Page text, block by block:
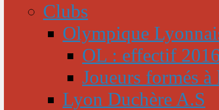
Clubs
Olympique
OL : effectif
Joueurs formés
Lyon Duchère A.S